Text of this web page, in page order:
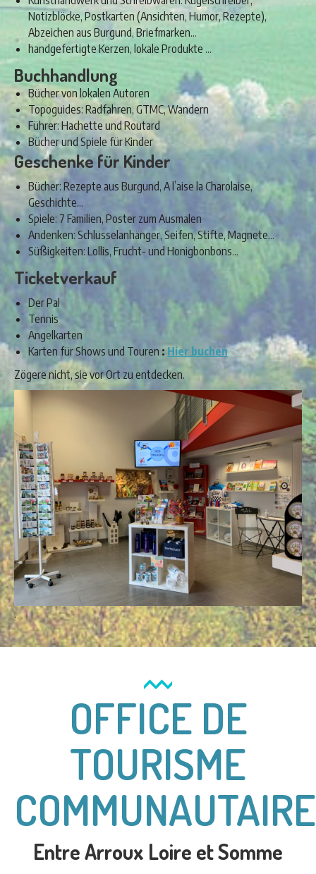
Notizblöcke, Postkarten (Ansichten, Humor, Rezepte),
Abzeichen aus Burgund, Briefmarken…
handgefertigte Kerzen, lokale Produkte …
Buchhandlung
Bücher von lokalen Autoren
Topoguides: Radfahren, GTMC, Wandern
Führer: Hachette und Routard
Bücher und Spiele für Kinder
Geschenke für Kinder
Bücher: Rezepte aus Burgund, A l’aise la Charolaise,
Geschichte…
Spiele: 7 Familien, Poster zum Ausmalen
Andenken: Schlüsselanhänger, Seifen, Stifte, Magnete…
Süßigkeiten: Lollis, Frucht- und Honigbonbons…
Ticketverkauf
Der Pal
Tennis
Angelkarten
Karten für Shows und Touren :Hier buchen
Zögere nicht, sie vor Ort zu entdecken.
.
OFFICE DE
TOURISME
COMMUNAUTAIRE
Entre Arroux Loire et Somme